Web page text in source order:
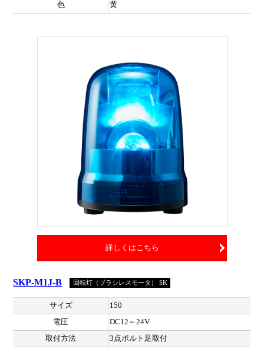
色
黄
詳しくはこちら
SKP-M1J-B 回転灯（ブラシレスモータ） SK
サイズ
150
電圧
DC12～24V
取付方法
3点ボルト足取付